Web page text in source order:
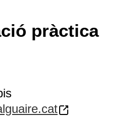
pràctica